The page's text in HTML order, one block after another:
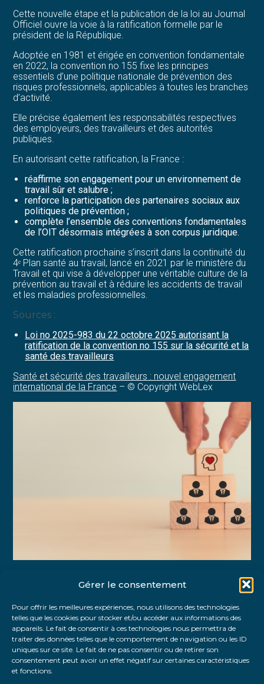
Gérer le consentement
Pour offrir les meilleures expériences, nous utilisons des technologies
telles que les cookies pour stocker et/ou accéder aux informations des
appareils. Le fait de consentir à ces technologies nous permettra de
traiter des données telles que le comportement de navigation ou les ID
uniques sur ce site. Le fait de ne pas consentir ou de retirer son
consentement peut avoir un effet négatif sur certaines caractéristiques
et fonctions.
Cette nouvelle étape et la publication de la loi au Journal
Officiel ouvre la voie à la ratification formelle par le
président de la République.
Adoptée en 1981 et érigée en convention fondamentale
en 2022, la convention no 155 fixe les principes
essentiels d’une politique nationale de prévention des
risques professionnels, applicables à toutes les branches
d’activité.
Elle précise également les responsabilités respectives
des employeurs, des travailleurs et des autorités
publiques.
En autorisant cette ratification, la France :
réaffirme son engagement pour un environnement de
travail sûr et salubre ;
renforce la participation des partenaires sociaux aux
politiques de prévention ;
complète l’ensemble des conventions fondamentales
de l’OIT désormais intégrées à son corpus juridique.
Cette ratification prochaine s’inscrit dans la continuité du
4ᵉ Plan santé au travail, lancé en 2021 par le ministère du
Travail et qui vise à développer une véritable culture de la
prévention au travail et à réduire les accidents de travail
et les maladies professionnelles.
Sources :
Loi no 2025-983 du 22 octobre 2025 autorisant la
ratification de la convention no 155 sur la sécurité et la
santé des travailleurs
Santé et sécurité des travailleurs : nouvel engagement
international de la France – © Copyright WebLex
FaceBook
TwitterLinkedIn